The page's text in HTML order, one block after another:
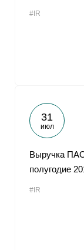
#IR
31
июл
Выручка
полугодие
#IR